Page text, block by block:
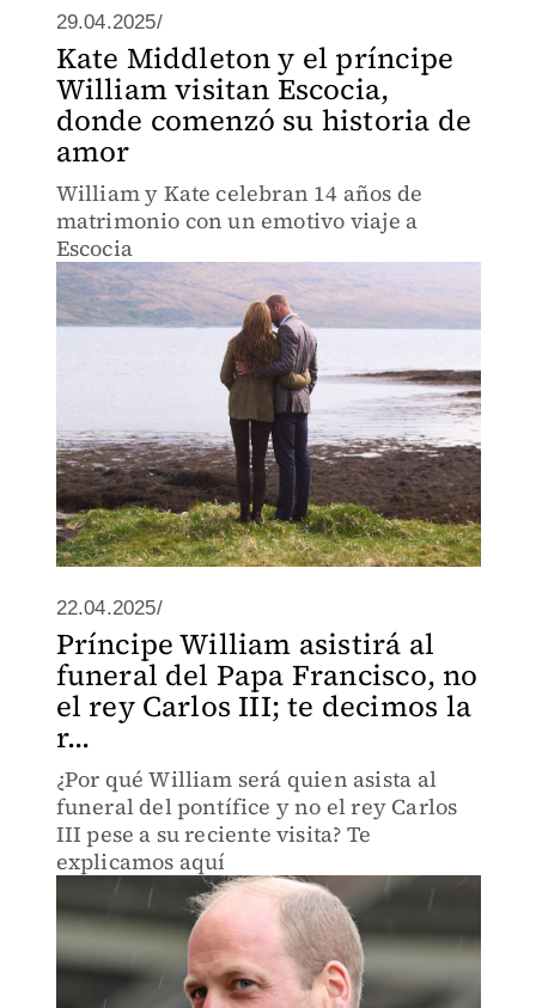
29.04.2025/
Kate Middleton y el príncipe
William visitan Escocia,
donde comenzó su historia de
amor
William y Kate celebran 14 años de
matrimonio con un emotivo viaje a
Escocia
22.04.2025/
Príncipe William asistirá al
funeral del Papa Francisco, no
el rey Carlos III; te decimos la
r...
¿Por qué William será quien asista al
funeral del pontífice y no el rey Carlos
III pese a su reciente visita? Te
explicamos aquí